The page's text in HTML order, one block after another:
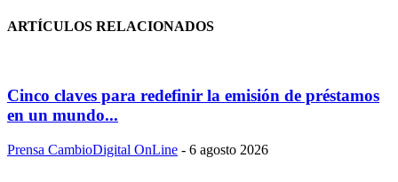
ARTÍCULOS RELACIONADOS
Cinco claves para redefinir la emisión de préstamos
en un mundo...
Prensa CambioDigital OnLine - 6 agosto 2026